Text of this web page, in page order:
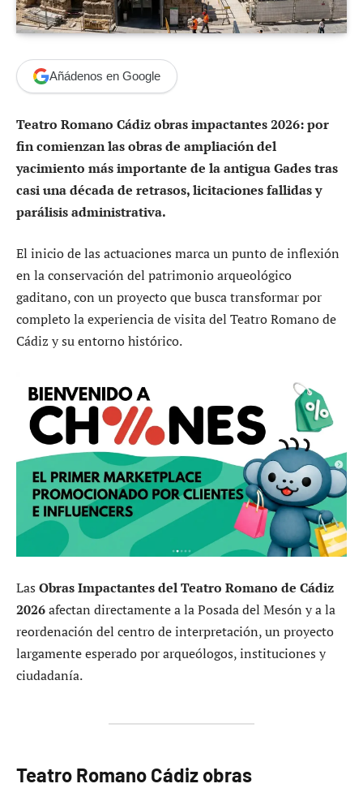
Añádenos en Google
Teatro Romano Cádiz obras impactantes 2026: por
fin comienzan las obras de ampliación del
yacimiento más importante de la antigua Gades tras
casi una década de retrasos, licitaciones fallidas y
parálisis administrativa.
El inicio de las actuaciones marca un punto de inflexión
en la conservación del patrimonio arqueológico
gaditano, con un proyecto que busca transformar por
completo la experiencia de visita del Teatro Romano de
Cádiz y su entorno histórico.
Las Obras Impactantes del Teatro Romano de Cádiz
2026afectan directamente a la Posada del Mesón y a la
reordenación del centro de interpretación, un proyecto
largamente esperado por arqueólogos, instituciones y
ciudadanía.
Teatro Romano Cádiz obras